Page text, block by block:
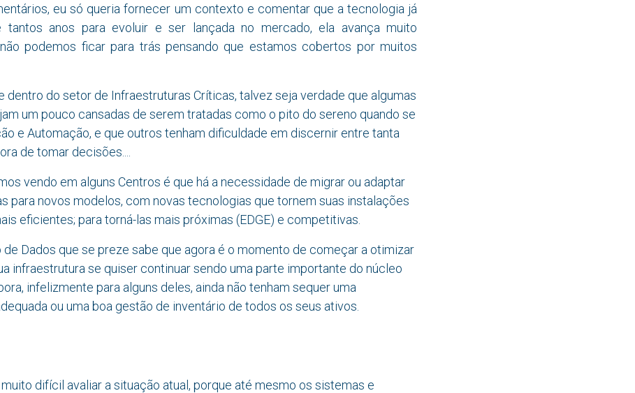
eu só queria fornecer um contexto e comentar que a tecnologia já
tantos anos para evoluir e ser lançada no mercado, ela avança muito
podemos ficar para trás pensando que estamos cobertos por muitos
dentro do setor de Infraestruturas Críticas, talvez seja verdade que algumas
um pouco cansadas de serem tratadas como o pito do sereno quando se
e Automação, e que outros tenham dificuldade em discernir entre tanta
de tomar decisões....
vendo em alguns Centros é que há a necessidade de migrar ou adaptar
para novos modelos, com novas tecnologias que tornem suas instalações
eficientes; para torná-las mais próximas (EDGE) e competitivas.
de Dados que se preze sabe que agora é o momento de começar a otimizar
infraestrutura se quiser continuar sendo uma parte importante do núcleo
infelizmente para alguns deles, ainda não tenham sequer uma
ou uma boa gestão de inventário de todos os seus ativos.
difícil avaliar a situação atual, porque até mesmo os sistemas e